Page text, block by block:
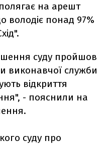
на арешт
володіє понад 97%
суду пройшов
виконавчої служби
відкриття
- пояснили на
суду про